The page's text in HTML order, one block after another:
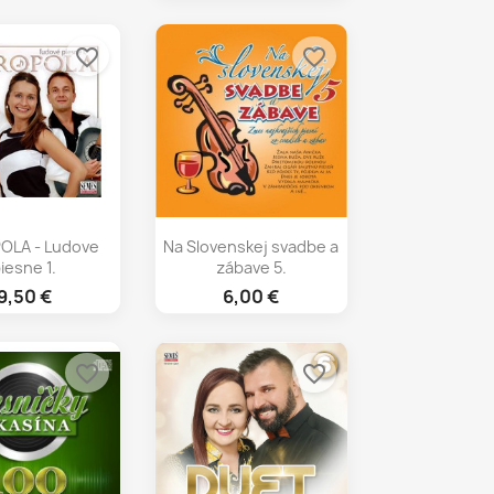
náhľad
- Ludove
1.
€
favorite_border
Rýchly náhľad
Na Slovenskej svadbe a
zábave 5.
6,00 €
favorite_border
favorite_border favorite_border